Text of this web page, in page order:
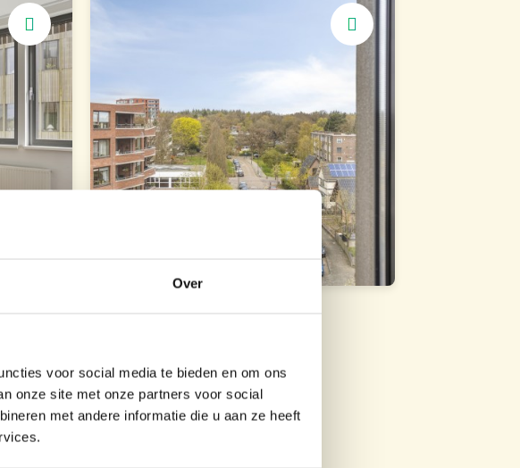
Over
voor social media te bieden en om ons
onze site met onze partners voor social
met andere informatie die u aan ze heeft